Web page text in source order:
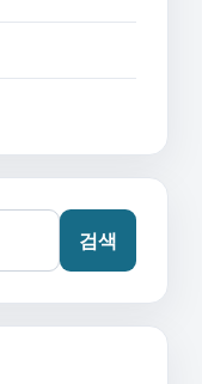
검색